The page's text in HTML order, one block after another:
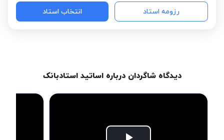
رزومه استاد انتخاب استاد
دیدگاه شاگردان درباره اساتید استادبانک